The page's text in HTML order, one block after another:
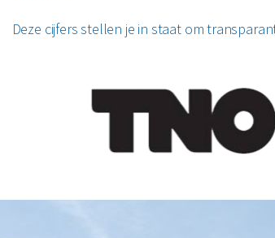
Deze cijfers stellen je in staat om